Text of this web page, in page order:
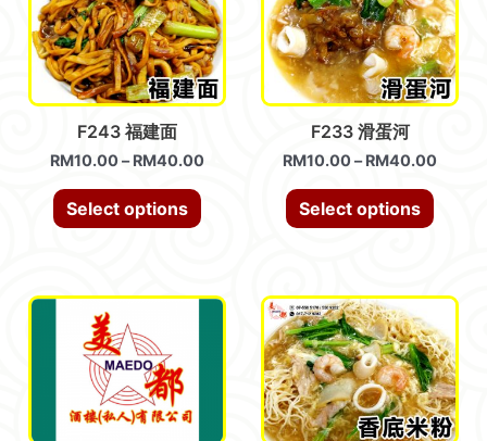
F243 福建面
RM10.00–RM40.00
Select options
F233 滑蛋河
RM10.00 –RM40.00
Select options